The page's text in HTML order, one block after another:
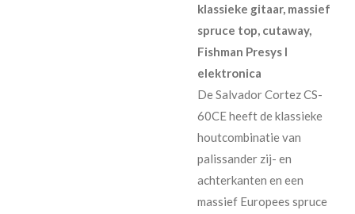
klassieke gitaar, massief
spruce top, cutaway,
Fishman Presys I
elektronica
De Salvador Cortez CS-
60CE heeft de klassieke
houtcombinatie van
palissander zij- en
achterkanten en een
massief Europees spruce